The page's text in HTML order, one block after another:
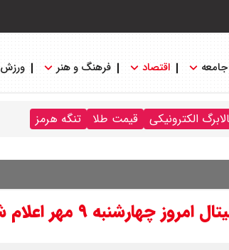
جامعه اقتصاد فرهنگ و هنر ورزش
الکترونیکی قیمت طلا تنگه هرمز
۹ مهر اعلام شد + جدول